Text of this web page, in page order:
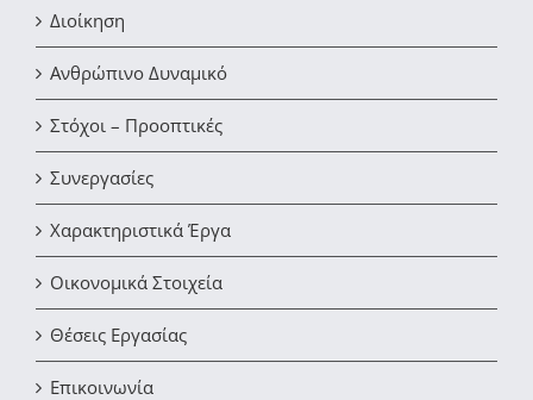
Διοίκηση
Ανθρώπινο Δυναμικό
Στόχοι – Προοπτικές
Συνεργασίες
Χαρακτηριστικά Έργα
Οικονομικά Στοιχεία
Θέσεις Εργασίας
Επικοινωνία